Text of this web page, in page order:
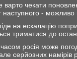
варто чекати
наступного - можливо
на ескалацію
триматися до
росія може
серйозних намірів